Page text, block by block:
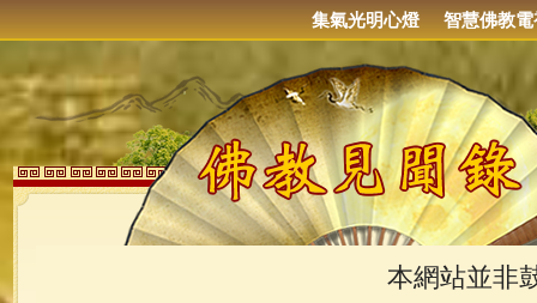
集氣光明心燈 智慧佛教電
本網站並非鼓